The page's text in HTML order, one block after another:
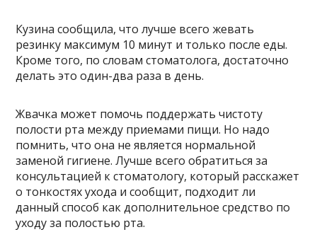
Кузина сообщила, что лучше всего жевать
резинку максимум 10 минут и только после еды.
Кроме того, по словам стоматолога, достаточно
делать это один-два раза в день.
Жвачка может помочь поддержать чистоту
полости рта между приемами пищи. Но надо
помнить, что она не является нормальной
заменой гигиене. Лучше всего обратиться за
консультацией к стоматологу, который расскажет
о тонкостях ухода и сообщит, подходит ли
данный способ как дополнительное средство по
уходу за полостью рта.